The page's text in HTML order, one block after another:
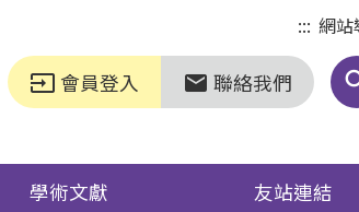
::: 網站
input 會員登入 markunread 聯絡我們
學術文獻 友站連結